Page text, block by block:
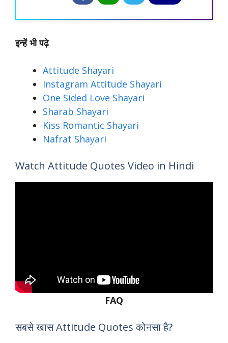
इन्हें भी पढ़े
Attitude Shayari
Instagram Attitude Shayari
One Sided Love Shayari
Sharab Shayari
Kiss Romantic Shayari
Nafrat Shayari
Watch Attitude Quotes Video in Hindi
FAQ
सबसे खास Attitude Quotes कोनसा है?